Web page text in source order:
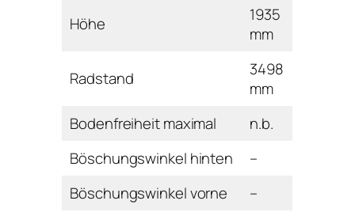
Höhe
1935
mm
Radstand
3498
mm
Bodenfreiheit maximal
n.b.
Böschungswinkel hinten
–
Böschungswinkel vorne
–